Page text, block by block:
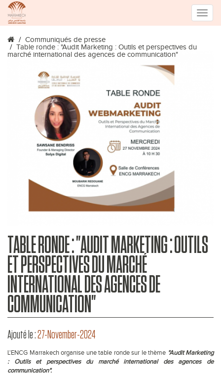
Toggle
Communiqués de presse
Table ronde : "Audit Marketing : Outils et perspectives du
marché international des agences de communication"
TABLE RONDE : "AUDIT MARKETING : OUTILS
ET PERSPECTIVES DU MARCHÉ
INTERNATIONAL DES AGENCES DE
COMMUNICATION"
Ajouté le :27-November-2024
L'ENCG Marrakech organise une table ronde sur le thème "Audit Marketing
: Outils et perspectives du marché international des agences de
communication".